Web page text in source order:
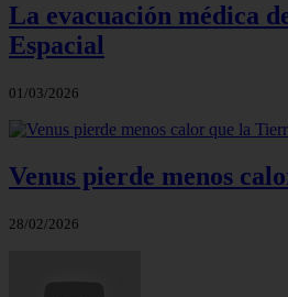
La evacuación médica
Espacial
01/03/2026
Venus pierde menos
28/02/2026